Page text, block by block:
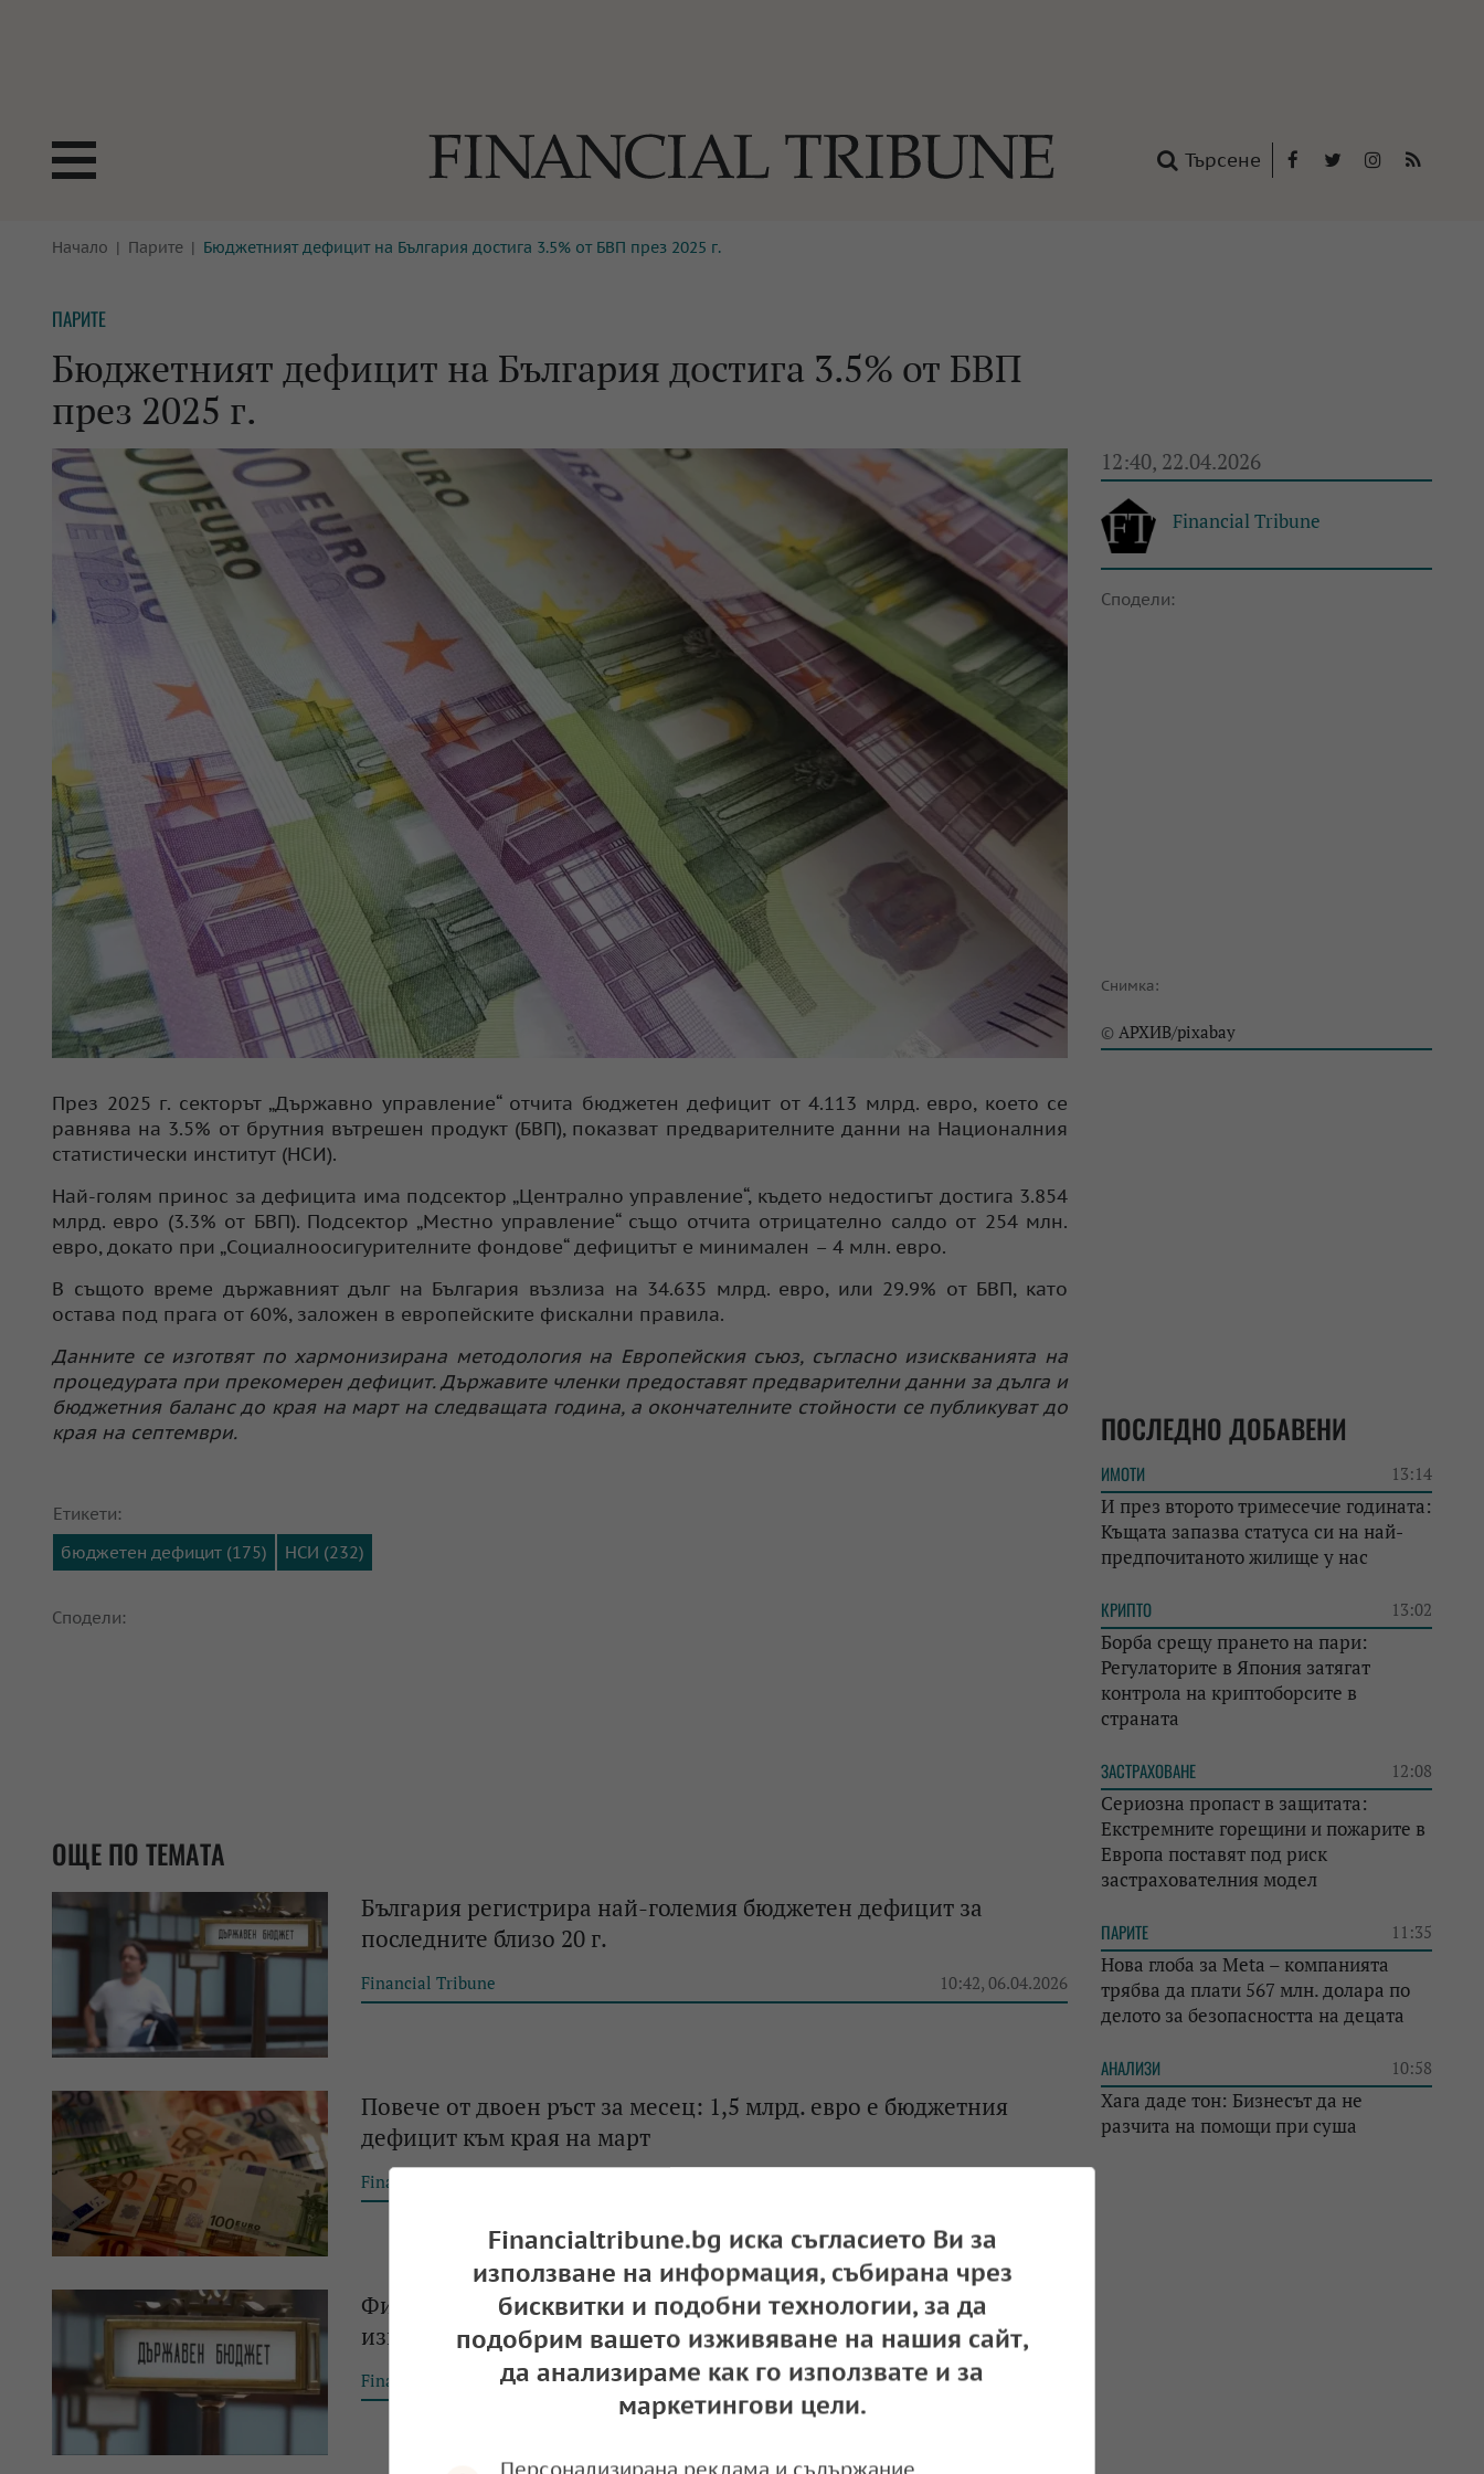
Търсене
БОРСИ
КРИПТО
БАНКИ
ПАРИТЕ
ЗАСТРАХОВАНЕ
ЕНЕРГЕТИКА
ТЕХНОЛОГИИ
МРЕЖАТА
ИМОТИ
АВТОМОБИЛИ
МУЛТИМЕДИЯ
Начало Парите Бюджетният дефицит на България достига 3.5% от БВП през 2025 г.
ПАРИТЕ
Бюджетният дефицит на България достига 3.5% от БВП
през 2025 г.
12:40, 22.04.2026
Financial Tribune
Сподели:
Снимка:
© АРХИВ/pixabay
През 2025 г. секторът „Държавно управление“ отчита бюджетен дефицит от 4.113 млрд. евро, което се
равнява на 3.5% от брутния вътрешен продукт (БВП), показват предварителните данни на Националния
статистически институт (НСИ).
Най-голям принос за дефицита има подсектор „Централно управление“, където недостигът достига 3.854
млрд. евро (3.3% от БВП). Подсектор „Местно управление“ също отчита отрицателно салдо от 254 млн.
евро, докато при „Социалноосигурителните фондове“ дефицитът е минимален – 4 млн. евро.
В същото време държавният дълг на България възлиза на 34.635 млрд. евро, или 29.9% от БВП, като
остава под прага от 60%, заложен в европейските фискални правила.
Данните се изготвят по хармонизирана методология на Европейския съюз, съгласно изискванията на
процедурата при прекомерен дефицит. Държавите членки предоставят предварителни данни за дълга и
бюджетния баланс до края на март на следващата година, а окончателните стойности се публикуват до
края на септември.
Етикети:
бюджетен дефицит (175)
НСИ (232)
Сподели:
ОЩЕ ПО ТЕМАТА
България регистрира най-големия бюджетен дефицит за
последните близо 20 г.
Financial Tribune 10:42, 06.04.2026
Повече от двоен ръст за месец: 1,5 млрд. евро е бюджетния
дефицит към края на март
Financial Tribune
Фискалният съвет публикува сравнителни данни за
изпълнението на бюджета
Financial Tribune 12:11, 05.03.2026
ПОСЛЕДНО ДОБАВЕНИ
ИМОТИ 13:14
И през второто тримесечие годината:
Къщата запазва статуса си на най-
предпочитаното жилище у нас
КРИПТО 13:02
Борба срещу прането на пари:
Регулаторите в Япония затягат
контрола на криптоборсите в
страната
ЗАСТРАХОВАНЕ 12:08
Сериозна пропаст в защитата:
Екстремните горещини и пожарите в
Европа поставят под риск
застрахователния модел
ПАРИТЕ 11:35
Нова глоба за Meta – компанията
трябва да плати 567 млн. долара по
делото за безопасността на децата
АНАЛИЗИ 10:58
Хага даде тон: Бизнесът да не
разчита на помощи при суша
Financialtribune.bg иска съгласието Ви за
използване на информация, събирана чрез
бисквитки и подобни технологии, за да
подобрим вашето изживяване на нашия сайт,
да анализираме как го използвате и за
маркетингови цели.